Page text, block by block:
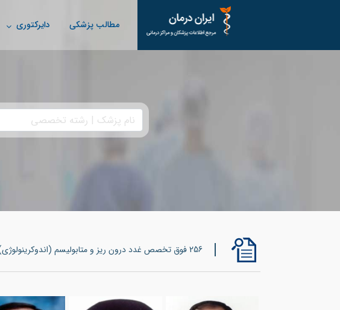
مطالب پزشکی دایرکتوری
256 فوق تخصص غدد درون ریز و متابولیسم (اندوکرینولوژی) ثبت شده